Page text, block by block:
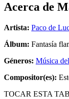
Acerca de
Artista: Paco de
Álbum: Fantasía
Géneros: Música
Compositor(es):
TOCAR ESTA